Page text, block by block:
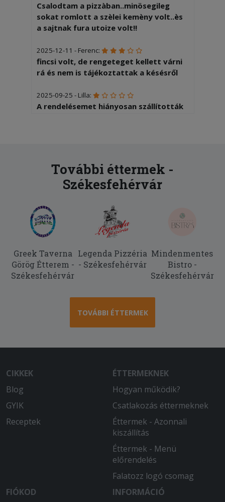
Csalodtam a pizzàban..minösegileg
sokat romlott a szèlei kemèny volt..ès
a sajtnak fura utoize volt!!
2025-12-11 - Ferenc:
fincsi volt, de rengeteget kellett várni
rá és nem is tájékoztattak a késésről
2025-09-25 - Lilla:
A rendelésemet hiányosan szállították
2025-08-02 - Botond:
Hibátlan, mint mindíg... )
2025-07-09 - Róbert:
Abszolút nem voltam elégedett közel
2.00óra hossza volt és hideg volt a
pizza mire kiért a futár.
2025-07-06 - :
Ehetetlen össze dobált pizzát kaptam
További éttermek -
Székesfehérvár
Greek Taverna
Görög Étterem -
Székesfehérvár
Legenda Pizzéria
- Székesfehérvár
Mindenmentes
Bistro -
Székesfehérvár
TOVÁBBI ÉTTERMEK
CIKKEK
Blog
GYIK
Receptek
ÉTTERMEKNEK
Hogyan működik?
Csatlakozás éttermeknek
Éttermek - Azonnali
kiszállítás
Éttermek - Menü
előrendelés
Falatozz logó csomag
FIÓKOD
INFORMÁCIÓ